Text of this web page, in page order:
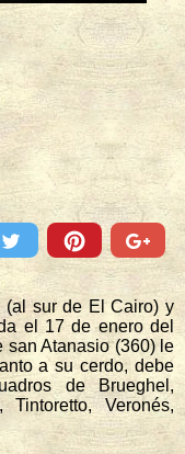
(al sur de El Cairo) y
el 17 de enero del
san Atanasio (360) le
a su cerdo, debe
de Brueghel,
Veronés,